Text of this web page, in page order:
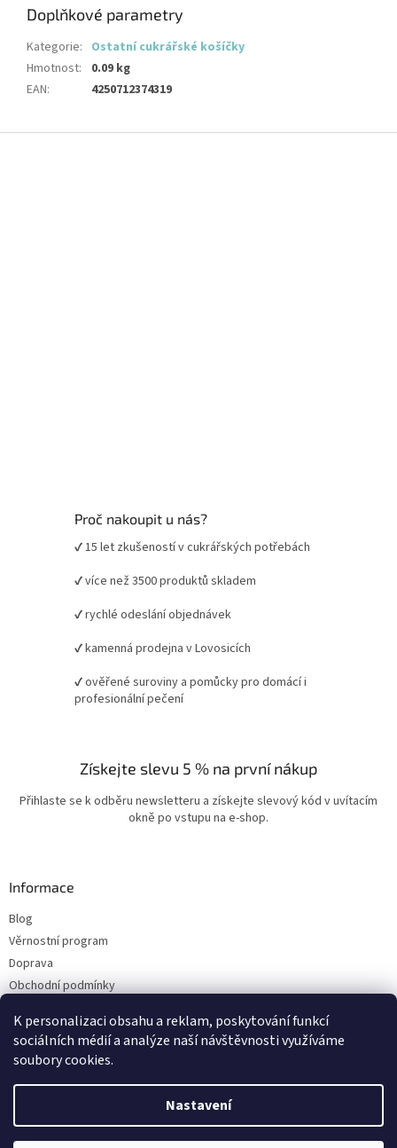
K personalizaci obsahu a reklam, poskytování funkcí
sociálních médií a analýze naší návštěvnosti využíváme
soubory cookies.
Nastavení
Doplňkové parametry
Kategorie: Ostatní cukrářské košíčky
Hmotnost:
0.09 kg
EAN: 4250712374319
Proč nakoupit u nás?
✔ 15 let zkušeností v cukrářských potřebách
✔ více než 3500 produktů skladem
✔ rychlé odeslání objednávek
✔ kamenná prodejna v Lovosicích
✔ ověřené suroviny a pomůcky pro domácí i
profesionální pečení
Získejte slevu 5 % na první nákup
Přihlaste se k odběru newsletteru a získejte slevový kód v uvítacím
okně po vstupu na e-shop.
Informace
Blog
Věrnostní program
Doprava
Obchodní podmínky
Kontakty
Vytvořil Shoptet